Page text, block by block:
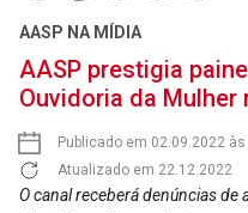
AASP NA MÍDIA
AASP prestigia
Ouvidoria da Mulher
Publicado em 02.09.2022 às
Atualizado em 22.12.2022
O canal receberá denúncias de